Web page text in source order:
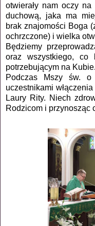
otwierały nam oczy
duchową, jaka ma
brak znajomości Boga
ochrzczone) i wielka
Będziemy
oraz wszystkiego, co
potrzebującym na Kubie.
Podczas Mszy św. o
uczestnikami
Laury Rity. Niech
Rodzicom i przynosząc